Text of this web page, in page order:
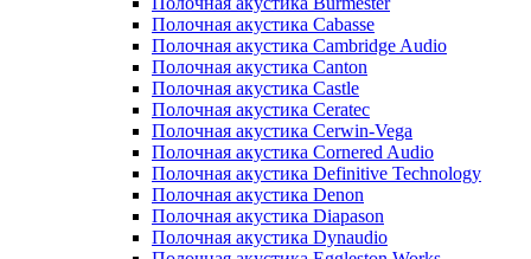
Полочная акустика Cabasse
Полочная акустика Cambridge Audio
Полочная акустика Canton
Полочная акустика Castle
Полочная акустика Ceratec
Полочная акустика Cerwin-Vega
Полочная акустика Cornered Audio
Полочная акустика Definitive Technology
Полочная акустика Denon
Полочная акустика Diapason
Полочная акустика Dynaudio